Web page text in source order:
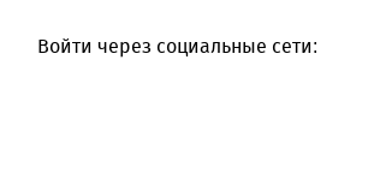
Войти через социальные сети: